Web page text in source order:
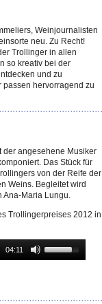
Weinjournalisten
neu. Zu Recht!
Trollinger in allen
so kreativ bei der
und zu
passen hervorragend zu
der angesehene Musiker
Das Stück für
von der Reife der
Weins. Begleitet wird
Ana-Maria Lungu.
Trollingerpreises 2012 in
04:11